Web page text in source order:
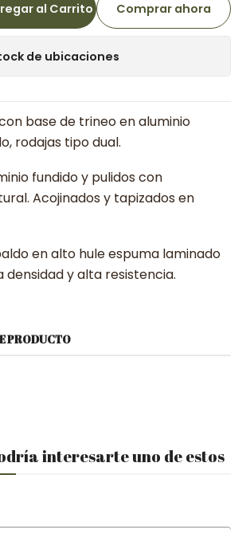
al Carrito Comprar ahora
de ubicaciones
base de trineo en aluminio
rodajas tipo dual.
fundido y pulidos con
Acojinados y tapizados en
en alto hule espuma laminado
densidad y alta resistencia.
PRODUCTO
interesarte uno de estos